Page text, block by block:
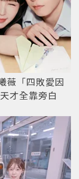
薇「四敗愛因
才全靠旁白